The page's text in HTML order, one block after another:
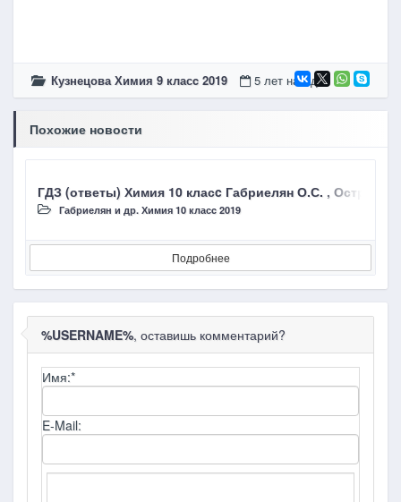
Кузнецова Химия 9 класc 2019 5 лет назад
Похожие новости
ГДЗ (ответы) Химия 10 класc Габриелян О.С. ,
Габриелян и др. Химия 10 класc 2019
Подробнее
%USERNAME%, оставишь комментарий?
Имя:*
E-Mail: